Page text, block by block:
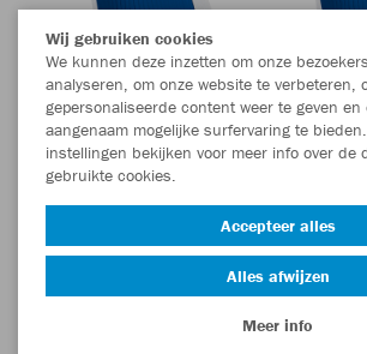
Wij gebruiken cookies
We kunnen deze inzetten om onze
analyseren, om onze website te verbeteren,
gepersonaliseerde content weer te geven en
aangenaam mogelijke surfervaring te
instellingen bekijken voor meer info over de
gebruikte cookies.
Accepteer alles
Alles afwijzen
Meer info